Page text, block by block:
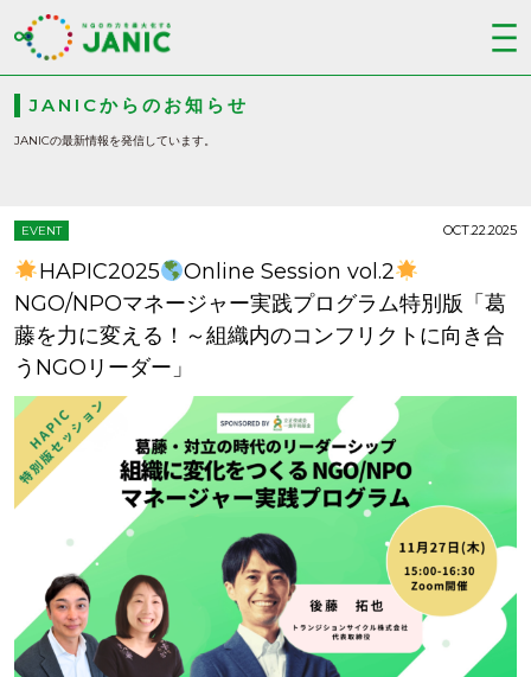
JANICからのお知らせ
JANICの最新情報を発信しています。
EVENT
HAPIC2025
Online Session vol.2
NGO/NPOマネージャー実践プログラム特別版「葛
藤を力に変える！～組織内のコンフリクトに向き合
うNGOリーダー」
OCT.22.2025